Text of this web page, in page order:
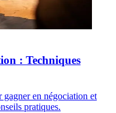
: Techniques
gagner en négociation et
pratiques.